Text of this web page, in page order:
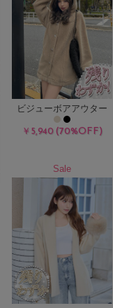
ビジューボアアウター
￥5,940(70%OFF)
Sale